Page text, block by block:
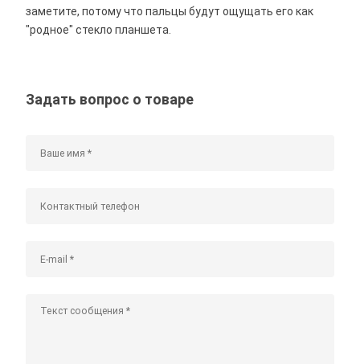
заметите, потому что пальцы будут ощущать его как
"родное" стекло планшета.
Задать вопрос о товаре